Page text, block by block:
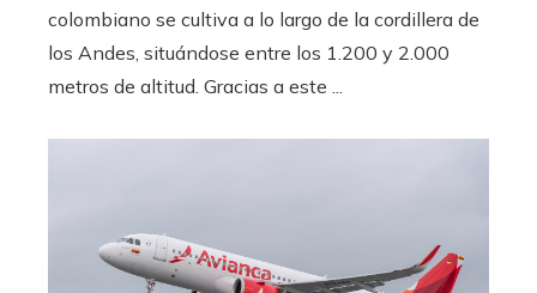
colombiano se cultiva a lo largo de la cordillera de
los Andes, situándose entre los 1.200 y 2.000
metros de altitud. Gracias a este ...